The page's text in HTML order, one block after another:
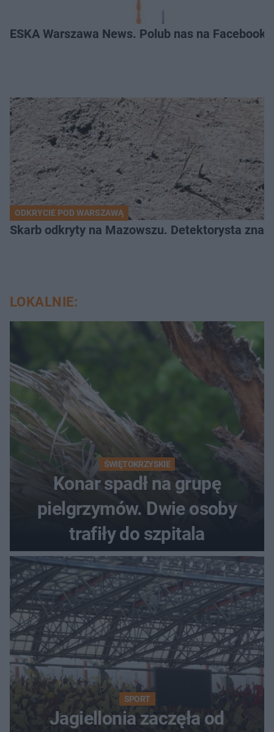
ESKA Warszawa News. Polub nas na
ODKRYCIE POD WARSZAWĄ
Skarb odkryty na Mazowszu. Detektorysta
LOKALNIE:
ŚWIĘTOKRZYSKIE
Konar spadł na grupę
pielgrzymów. Dwie osoby
trafiły do szpitala
SPORT
Jagiellonia zaczęła od